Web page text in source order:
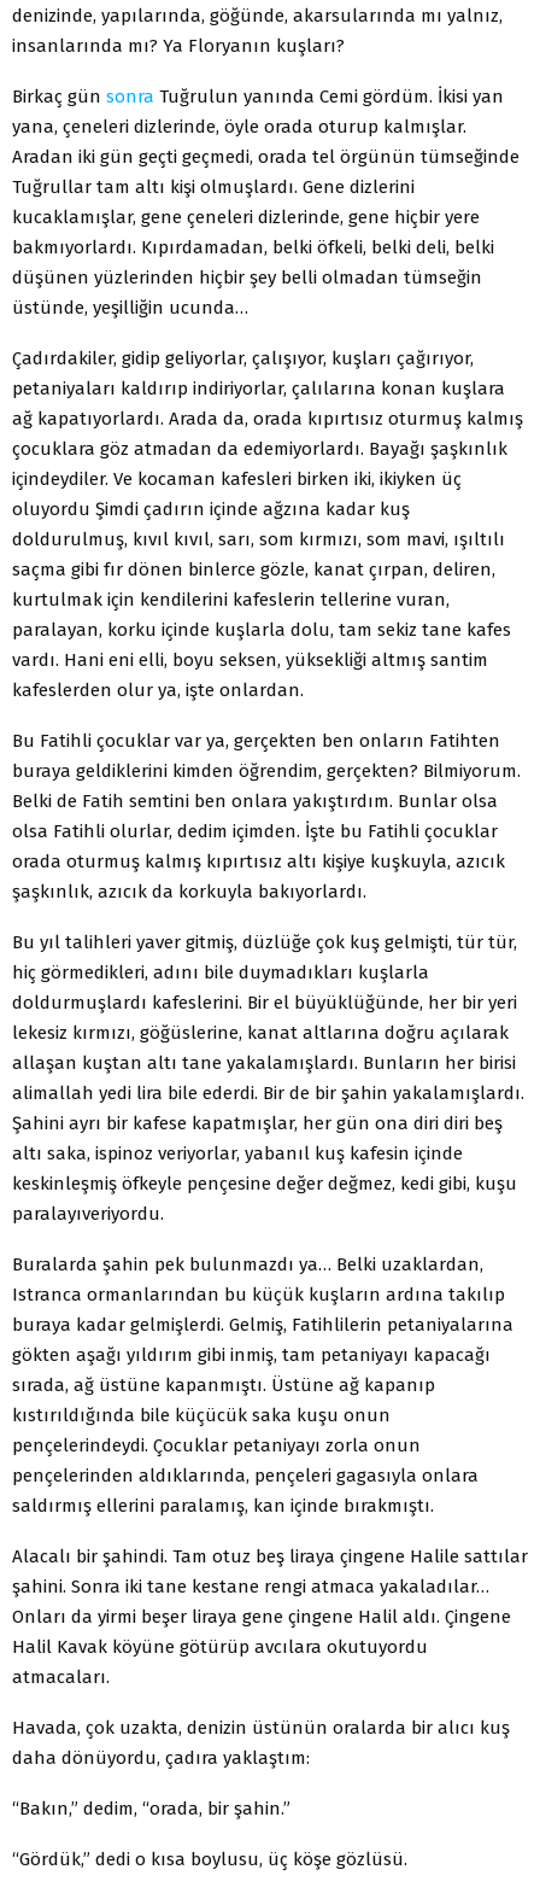
denizinde, yapılarında, göğünde, akarsularında mı yalnız,
insanlarında mı? Ya Floryanın kuşları?
Birkaç gün sonra Tuğrulun yanında Cemi gördüm. İkisi yan
yana, çeneleri dizlerinde, öyle orada oturup kalmışlar.
Aradan iki gün geçti geçmedi, orada tel örgünün tümseğinde
Tuğrullar tam altı kişi olmuşlardı. Gene dizlerini
kucaklamışlar, gene çeneleri dizlerinde, gene hiçbir yere
bakmıyorlardı. Kıpırdamadan, belki öfkeli, belki deli, belki
düşünen yüzlerinden hiçbir şey belli olmadan tümseğin
üstünde, yeşilliğin ucunda…
Çadırdakiler, gidip geliyorlar, çalışıyor, kuşları çağırıyor,
petaniyaları kaldırıp indiriyorlar, çalılarına konan kuşlara
ağ kapatıyorlardı. Arada da, orada kıpırtısız oturmuş kalmış
çocuklara göz atmadan da edemiyorlardı. Bayağı şaşkınlık
içindeydiler. Ve kocaman kafesleri birken iki, ikiyken üç
oluyordu Şimdi çadırın içinde ağzına kadar kuş
doldurulmuş, kıvıl kıvıl, sarı, som kırmızı, som mavi, ışıltılı
saçma gibi fır dönen binlerce gözle, kanat çırpan, deliren,
kurtulmak için kendilerini kafeslerin tellerine vuran,
paralayan, korku içinde kuşlarla dolu, tam sekiz tane kafes
vardı. Hani eni elli, boyu seksen, yüksekliği altmış santim
kafeslerden olur ya, işte onlardan.
Bu Fatihli çocuklar var ya, gerçekten ben onların Fatihten
buraya geldiklerini kimden öğrendim, gerçekten? Bilmiyorum.
Belki de Fatih semtini ben onlara yakıştırdım. Bunlar olsa
olsa Fatihli olurlar, dedim içimden. İşte bu Fatihli çocuklar
orada oturmuş kalmış kıpırtısız altı kişiye kuşkuyla, azıcık
şaşkınlık, azıcık da korkuyla bakıyorlardı.
Bu yıl talihleri yaver gitmiş, düzlüğe çok kuş gelmişti, tür tür,
hiç görmedikleri, adını bile duymadıkları kuşlarla
doldurmuşlardı kafeslerini. Bir el büyüklüğünde, her bir yeri
lekesiz kırmızı, göğüslerine, kanat altlarına doğru açılarak
allaşan kuştan altı tane yakalamışlardı. Bunların her birisi
alimallah yedi lira bile ederdi. Bir de bir şahin yakalamışlardı.
Şahini ayrı bir kafese kapatmışlar, her gün ona diri diri beş
altı saka, ispinoz veriyorlar, yabanıl kuş kafesin içinde
keskinleşmiş öfkeyle pençesine değer değmez, kedi gibi, kuşu
paralayıveriyordu.
Buralarda şahin pek bulunmazdı ya… Belki uzaklardan,
Istranca ormanlarından bu küçük kuşların ardına takılıp
buraya kadar gelmişlerdi. Gelmiş, Fatihlilerin petaniyalarına
gökten aşağı yıldırım gibi inmiş, tam petaniyayı kapacağı
sırada, ağ üstüne kapanmıştı. Üstüne ağ kapanıp
kıstırıldığında bile küçücük saka kuşu onun
pençelerindeydi. Çocuklar petaniyayı zorla onun
pençelerinden aldıklarında, pençeleri gagasıyla onlara
saldırmış ellerini paralamış, kan içinde bırakmıştı.
Alacalı bir şahindi. Tam otuz beş liraya çingene Halile sattılar
şahini. Sonra iki tane kestane rengi atmaca yakaladılar…
Onları da yirmi beşer liraya gene çingene Halil aldı. Çingene
Halil Kavak köyüne götürüp avcılara okutuyordu
atmacaları.
Havada, çok uzakta, denizin üstünün oralarda bir alıcı kuş
daha dönüyordu, çadıra yaklaştım:
“Bakın,” dedim, “orada, bir şahin.”
“Gördük,” dedi o kısa boylusu, üç köşe gözlüsü.